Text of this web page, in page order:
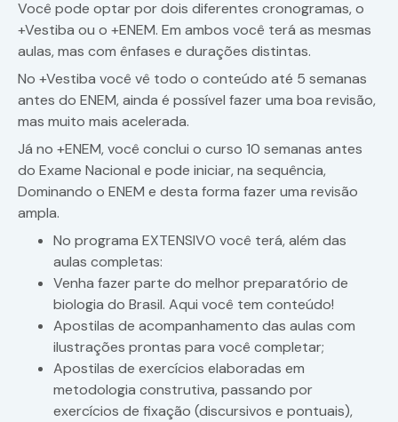
Você pode optar por dois diferentes cronogramas, o
+Vestiba ou o +ENEM. Em ambos você terá as mesmas
aulas, mas com ênfases e durações distintas.
No +Vestiba você vê todo o conteúdo até 5 semanas
antes do ENEM, ainda é possível fazer uma boa revisão,
mas muito mais acelerada.
Já no +ENEM, você conclui o curso 10 semanas antes
do Exame Nacional e pode iniciar, na sequência,
Dominando o ENEM e desta forma fazer uma revisão
ampla.
No programa EXTENSIVO você terá, além das
aulas completas:
Venha fazer parte do melhor preparatório de
biologia do Brasil. Aqui você tem conteúdo!
Apostilas de acompanhamento das aulas com
ilustrações prontas para você completar;
Apostilas de exercícios elaboradas em
metodologia construtiva, passando por
exercícios de fixação (discursivos e pontuais),